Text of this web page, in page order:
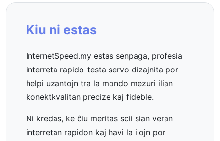
Kiu ni estas
InternetSpeed.my estas senpaga, profesia
interreta rapido-testa servo dizajnita por
helpi uzantojn tra la mondo mezuri ilian
konektkvalitan precize kaj fideble.
Ni kredas, ke ĉiu meritas scii sian veran
interretan rapidon kaj havi la ilojn por